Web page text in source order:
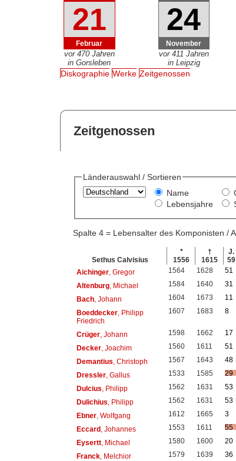
21
Februar
vor 470 Jahren
in Gorsleben
24
November
vor 411 Jahren
in Leipzig
Diskographie Werke Zeitgenossen
Zeitgenossen
Länderauswahl / Sortieren
Name
Lebensjahre
Spalte 4 = Lebensalter des Komponisten /
Sethus Calvisius
*
1556
†
1615
J.
59
Aichinger, Gregor 1564 1628
51
Altenburg, Michael 1584 1640
31
Bach, Johann 1604 1673
11
Boeddecker, Philipp
Friedrich
1607 1683 8
Crüger, Johann 1598 1662
17
Decker, Joachim 1560 1611
51
Demantius , Christoph 1567 1643
48
Dressler, Gallus 1533 1585
29
Dulcius , Philipp 1562 1631
53
Dulichius , Philipp 1562 1631
53
Ebner, Wolfgang 1612 1665
3
Eccard, Johannes 1553 1611
55
Eysertt, Michael 1580 1600
20
Franck, Melchior 1579 1639
36